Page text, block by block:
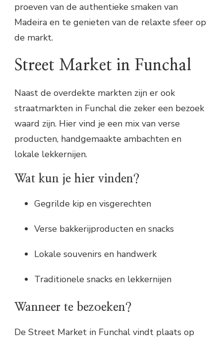
proeven van de authentieke smaken van
Madeira en te genieten van de relaxte sfeer op
de markt.
Street Market in Funchal
Naast de overdekte markten zijn er ook
straatmarkten in Funchal die zeker een bezoek
waard zijn. Hier vind je een mix van verse
producten, handgemaakte ambachten en
lokale lekkernijen.
Wat kun je hier vinden?
Gegrilde kip en visgerechten
Verse bakkerijproducten en snacks
Lokale souvenirs en handwerk
Traditionele snacks en lekkernijen
Wanneer te bezoeken?
De Street Market in Funchal vindt plaats op